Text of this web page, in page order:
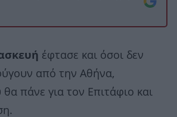
έφτασε και όσοι δεν
από την Αθήνα,
πάνε για τον Επιτάφιο και